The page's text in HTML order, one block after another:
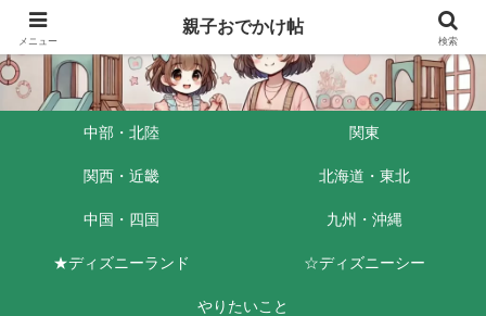
中部・北陸 関東
関西・近畿 北海道・東北
中国・四国 九州・沖縄
★ディズニーランド ☆ディズニーシー
やりたいこと
メニュー
親子おでかけ帖
検索